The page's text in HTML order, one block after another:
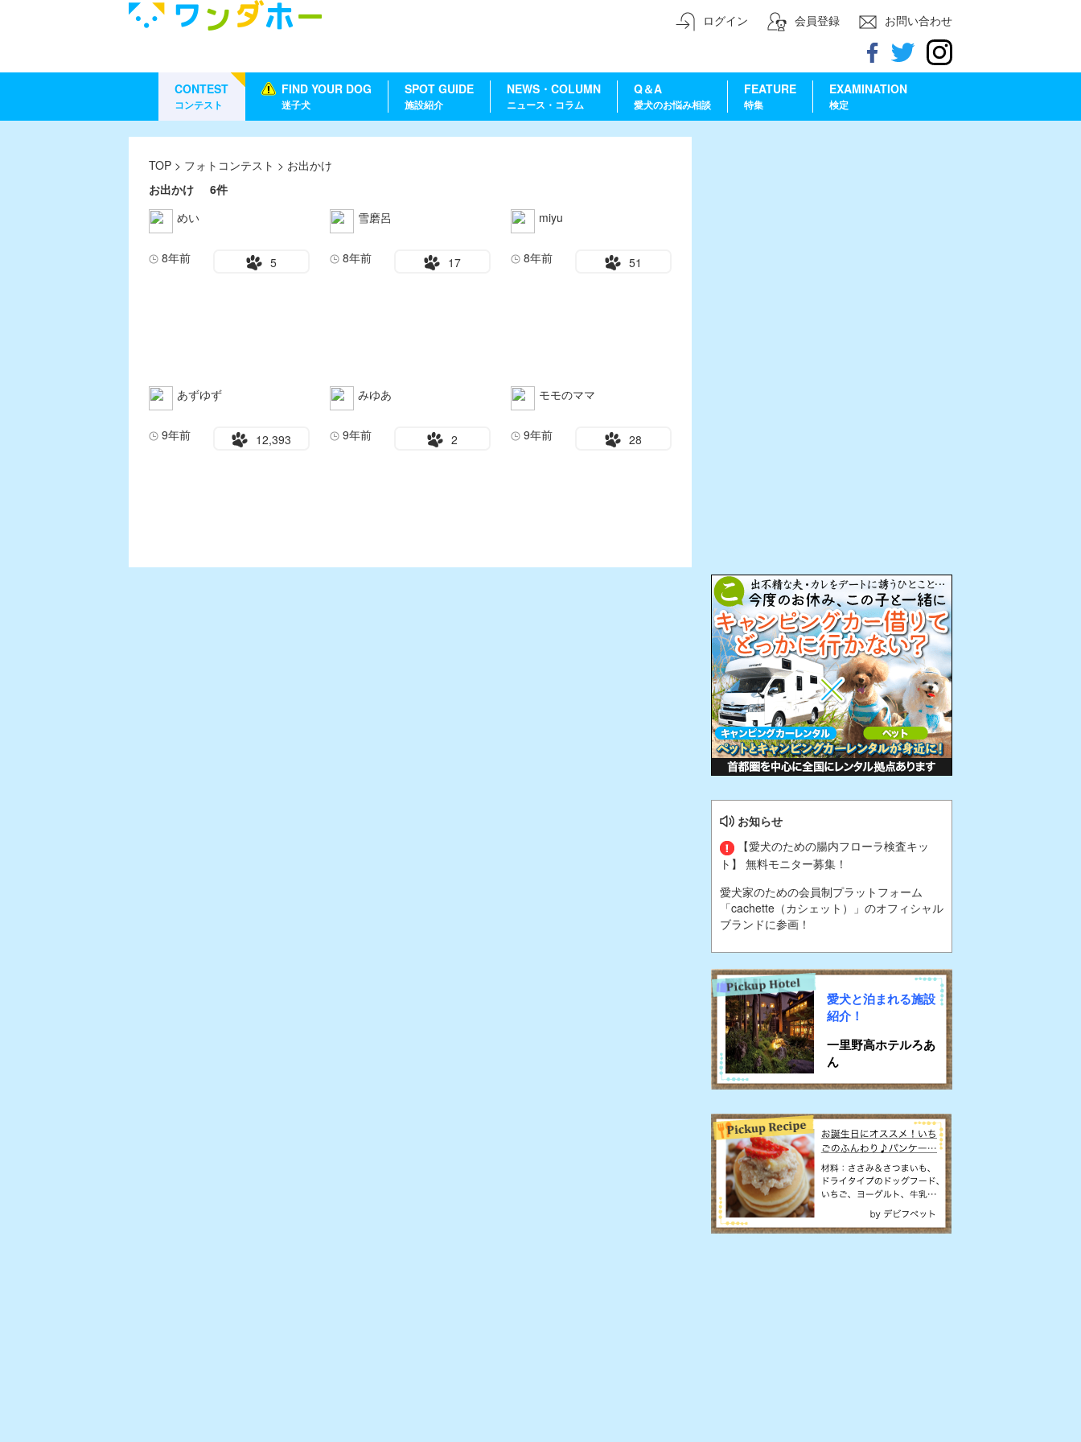
ログイン 会員登録 お問い合わせ
CONTEST
コンテスト
FIND YOUR DOG
迷子犬
SPOT GUIDE
施設紹介
NEWS・COLUMN
ニュース・コラム
Q＆A
愛犬のお悩み相談
FEATURE
特集
EXAMINATION
検定
TOP > フォトコンテスト > お出かけ
お出かけ
6件
めい
8年前 5
雪磨呂
8年前 17
miyu
8年前 51
あずゆず
9年前 12,393
みゆあ
9年前 2
モモのママ
9年前 28
お知らせ
【愛犬のための腸内フローラ検査キッ
ト】 無料モニター募集！
愛犬家のための会員制プラットフォーム
「cachette（カシェット）」のオフィシャル
ブランドに参画！
愛犬と泊まれる施設
紹介！
一里野高ホテルろあ
ん